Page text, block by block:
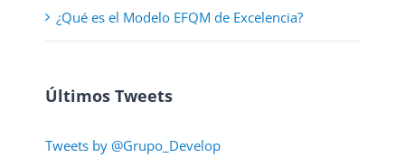
¿Qué es el Modelo EFQM de Excelencia?
Últimos Tweets
Tweets by @Grupo_Develop